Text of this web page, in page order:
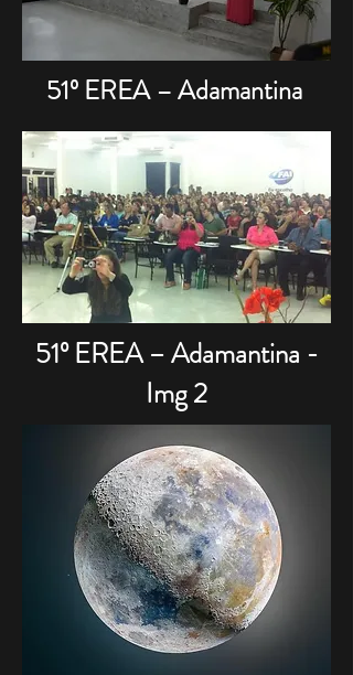
51º EREA – Adamantina
51º EREA – Adamantina -
Img 2